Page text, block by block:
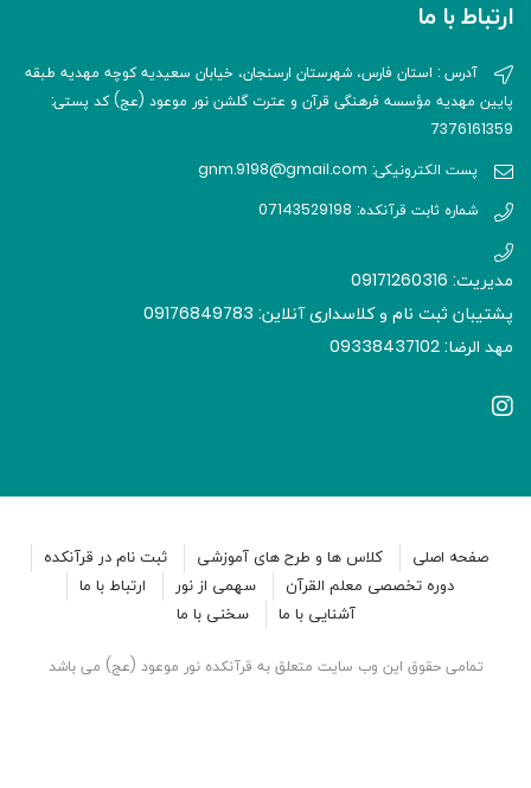
ارتباط با ما
آدرس : استان فارس، شهرستان ارسنجان، خیابان سعیدیه کوچه مهدیه طبقه
پایین مهدیه مؤسسه فرهنگی قرآن و عترت گلشن نور موعود (عج) کد پستی:
7376161359
پست الکترونیکی: gnm.9198@gmail.com
شماره ثابت قرآنکده: 07143529198
مدیریت: 09171260316
پشتیبان ثبت نام و کلاسداری آنلاین: 09176849783
مهد الرضا: 09338437102
صفحه اصلی کلاس ها و طرح های آموزشی
ثبت نام در قرآنکده
دوره تخصصی معلم القرآن
سهمی از نور
ارتباط با ما
آشنایی با ما
سخنی با ما
تمامی حقوق این وب سایت متعلق به قرآنکده نور موعود (عج) می باشد